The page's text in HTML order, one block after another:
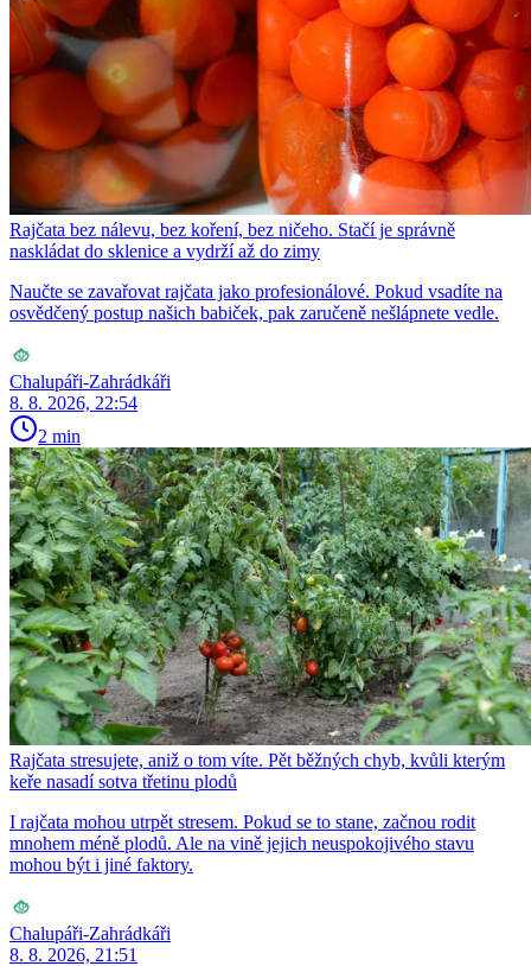
Rajčata bez nálevu, bez koření, bez ničeho. Stačí je správně
naskládat do sklenice a vydrží až do zimy
Naučte se zavařovat rajčata jako profesionálové. Pokud vsadíte na
osvědčený postup našich babiček, pak zaručeně nešlápnete vedle.
Chalupáři-Zahrádkáři
8. 8. 2026, 22:54
2 min
Rajčata stresujete, aniž o tom víte. Pět běžných chyb, kvůli kterým
keře nasadí sotva třetinu plodů
I rajčata mohou utrpět stresem. Pokud se to stane, začnou rodit
mnohem méně plodů. Ale na vině jejich neuspokojivého stavu
mohou být i jiné faktory.
Chalupáři-Zahrádkáři
8. 8. 2026, 21:51